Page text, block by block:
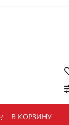
В КОРЗИНУ